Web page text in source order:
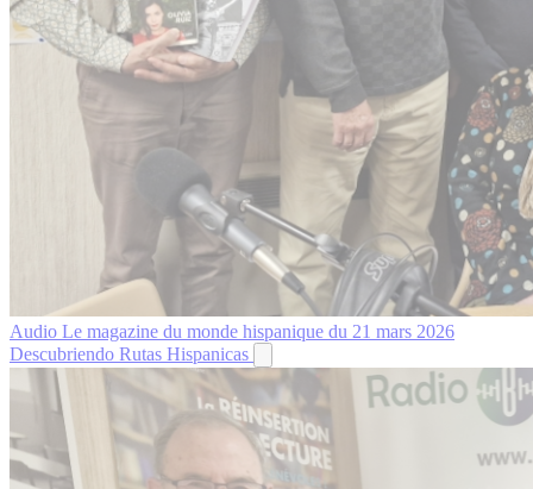
Audio Le magazine du monde hispanique du 21 mars 2026
Descubriendo Rutas Hispanicas